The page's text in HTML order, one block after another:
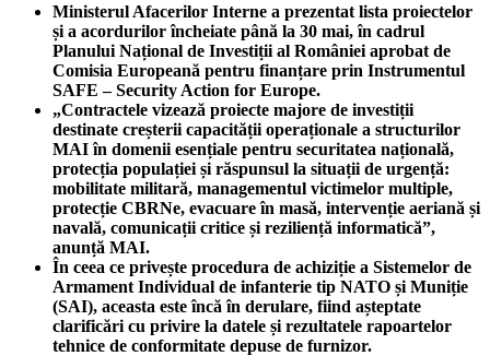
Ministerul Afacerilor Interne a prezentat lista proiectelor
și a acordurilor încheiate până la 30 mai, în cadrul
Planului Național de Investiții al României aprobat de
Comisia Europeană pentru finanțare prin Instrumentul
SAFE – Security Action for Europe.
„Contractele vizează proiecte majore de investiții
destinate creșterii capacității operaționale a structurilor
MAI în domenii esențiale pentru securitatea națională,
protecția populației și răspunsul la situații de urgență:
mobilitate militară, managementul victimelor multiple,
protecție CBRNe, evacuare în masă, intervenție aeriană și
navală, comunicații critice și reziliență informatică”,
anunță MAI.
În ceea ce privește procedura de achiziție a Sistemelor de
Armament Individual de infanterie tip NATO și Muniție
(SAI), aceasta este încă în derulare, fiind așteptate
clarificări cu privire la datele și rezultatele rapoartelor
tehnice de conformitate depuse de furnizor.